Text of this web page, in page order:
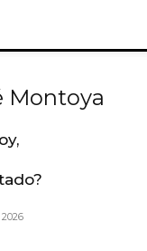
Montoya
2026